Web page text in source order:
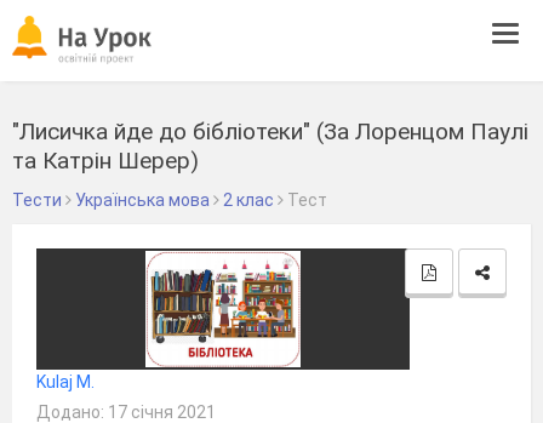
"Лисичка йде до бiблiотеки" (За Лоренцом Паулi
та Катрiн Шерер)
Тести Українська мова 2 клас Тест
Kulaj M.
Додано: 17 січня 2021